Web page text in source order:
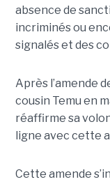
absence de
incriminés ou
signalés et des
Après l’amende
cousin Temu en
réaffirme sa
ligne avec cette
Cette amende